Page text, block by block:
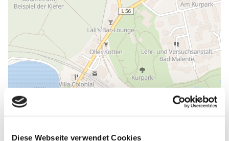
Diese Webseite verwendet Cookies
ALLGEMEINE INFORMATIONEN